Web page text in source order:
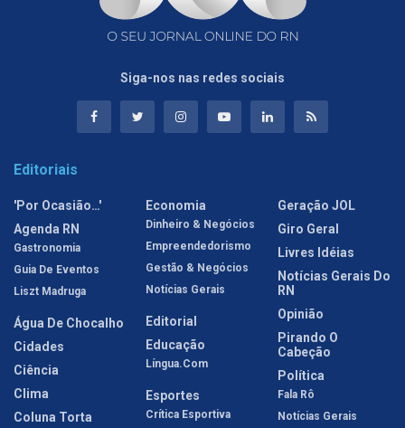
Siga-nos nas redes sociais
Editoriais
'Por Ocasião…'
Agenda RN
Gastronomia
Guia De Eventos
Liszt Madruga
Água De Chocalho
Cidades
Ciência
Clima
Coluna Torta
Economia
Dinheiro & Negócios
Empreendedorismo
Gestão & Negócios
Notícias Gerais
Editorial
Educação
Língua.com
Esportes
Crítica Esportiva
Geração JOL
Giro Geral
Livres Idéias
Notícias Gerais Do
RN
Opinião
Pirando O
Cabeção
Política
Fala Rô
Notícias Gerais